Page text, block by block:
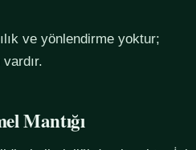
ve yönlendirme yoktur;
Mantığı